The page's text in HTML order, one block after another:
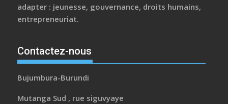
adapter : jeunesse, gouvernance, droits humains,
entrepreneuriat.
Contactez-nous
Bujumbura-Burundi
Mutanga Sud , rue siguvyaye